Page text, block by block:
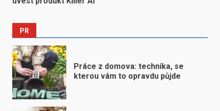
PR
Práce z domova: technika, se
kterou vám to opravdu půjde